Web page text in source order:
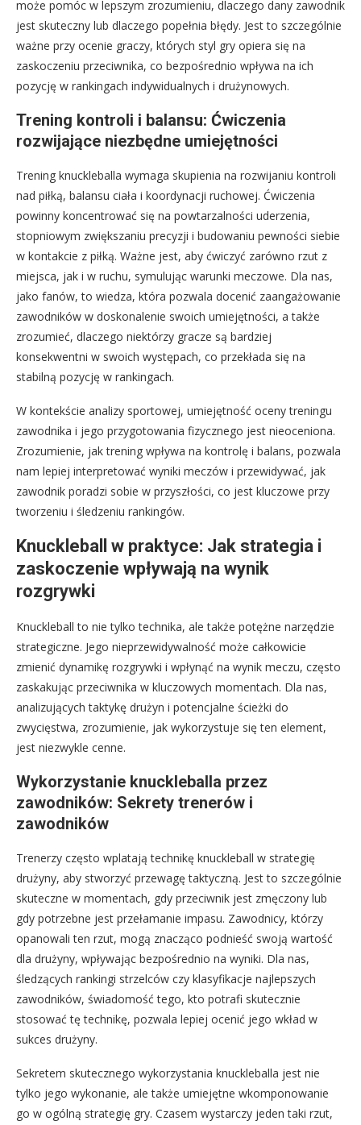
może pomóc w lepszym zrozumieniu, dlaczego dany zawodnik
jest skuteczny lub dlaczego popełnia błędy. Jest to szczególnie
ważne przy ocenie graczy, których styl gry opiera się na
zaskoczeniu przeciwnika, co bezpośrednio wpływa na ich
pozycję w rankingach indywidualnych i drużynowych.
Trening kontroli i balansu: Ćwiczenia
rozwijające niezbędne umiejętności
Trening knuckleballa wymaga skupienia na rozwijaniu kontroli
nad piłką, balansu ciała i koordynacji ruchowej. Ćwiczenia
powinny koncentrować się na powtarzalności uderzenia,
stopniowym zwiększaniu precyzji i budowaniu pewności siebie
w kontakcie z piłką. Ważne jest, aby ćwiczyć zarówno rzut z
miejsca, jak i w ruchu, symulując warunki meczowe. Dla nas,
jako fanów, to wiedza, która pozwala docenić zaangażowanie
zawodników w doskonalenie swoich umiejętności, a także
zrozumieć, dlaczego niektórzy gracze są bardziej
konsekwentni w swoich występach, co przekłada się na
stabilną pozycję w rankingach.
W kontekście analizy sportowej, umiejętność oceny treningu
zawodnika i jego przygotowania fizycznego jest nieoceniona.
Zrozumienie, jak trening wpływa na kontrolę i balans, pozwala
nam lepiej interpretować wyniki meczów i przewidywać, jak
zawodnik poradzi sobie w przyszłości, co jest kluczowe przy
tworzeniu i śledzeniu rankingów.
Knuckleball w praktyce: Jak strategia i
zaskoczenie wpływają na wynik
rozgrywki
Knuckleball to nie tylko technika, ale także potężne narzędzie
strategiczne. Jego nieprzewidywalność może całkowicie
zmienić dynamikę rozgrywki i wpłynąć na wynik meczu, często
zaskakując przeciwnika w kluczowych momentach. Dla nas,
analizujących taktykę drużyn i potencjalne ścieżki do
zwycięstwa, zrozumienie, jak wykorzystuje się ten element,
jest niezwykle cenne.
Wykorzystanie knuckleballa przez
zawodników: Sekrety trenerów i
zawodników
Trenerzy często wplatają technikę knuckleball w strategię
drużyny, aby stworzyć przewagę taktyczną. Jest to szczególnie
skuteczne w momentach, gdy przeciwnik jest zmęczony lub
gdy potrzebne jest przełamanie impasu. Zawodnicy, którzy
opanowali ten rzut, mogą znacząco podnieść swoją wartość
dla drużyny, wpływając bezpośrednio na wyniki. Dla nas,
śledzących rankingi strzelców czy klasyfikacje najlepszych
zawodników, świadomość tego, kto potrafi skutecznie
stosować tę technikę, pozwala lepiej ocenić jego wkład w
sukces drużyny.
Sekretem skutecznego wykorzystania knuckleballa jest nie
tylko jego wykonanie, ale także umiejętne wkomponowanie
go w ogólną strategię gry. Czasem wystarczy jeden taki rzut,